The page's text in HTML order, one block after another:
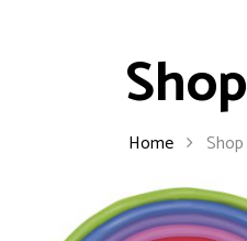
Shop
Home Shop